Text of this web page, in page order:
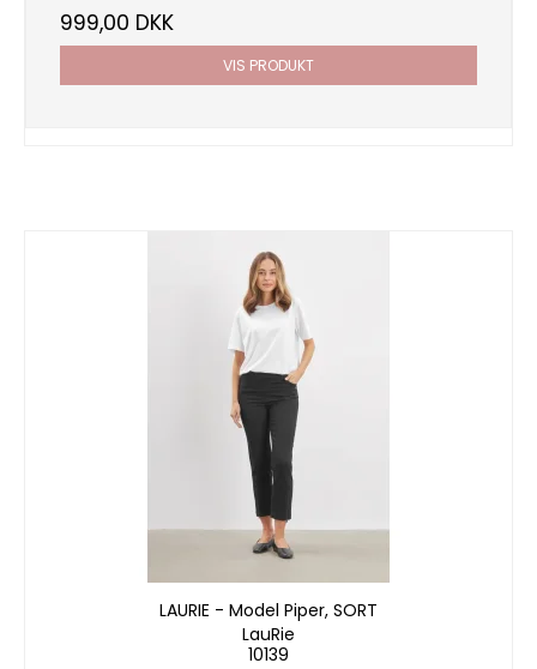
999,00 DKK
VIS PRODUKT
LAURIE - Model Piper, SORT
LauRie
10139